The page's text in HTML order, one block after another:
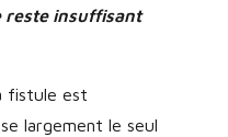
reste insuffisant
fistule est
largement le seul